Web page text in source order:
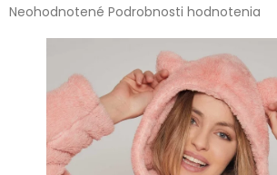
Priemerné
hviezdičiek.
Neohodnotené Podrobnosti hodnotenia